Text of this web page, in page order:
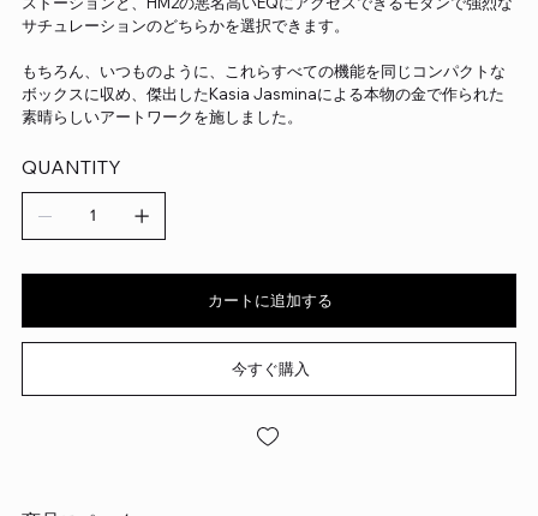
サチュレーションのどちらかを選択できます。
もちろん、いつものように、これらすべての機能を同じコンパクトな
ボックスに収め、傑出したKasia Jasminaによる本物の金で作られた
素晴らしいアートワークを施しました。
QUANTITY
カートに追加する
今すぐ購入